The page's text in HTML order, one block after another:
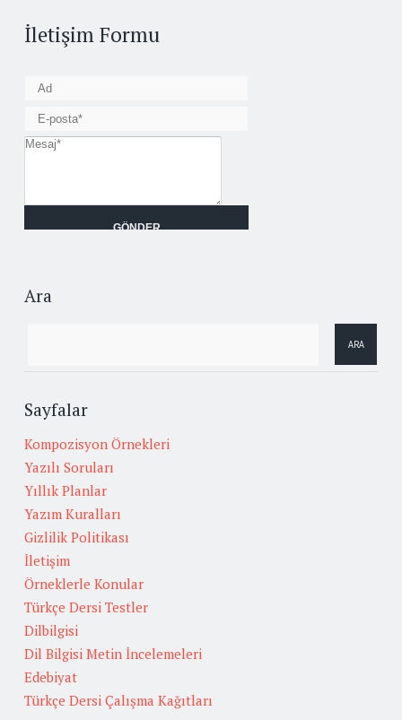
İletişim Formu
Ara
Sayfalar
Kompozisyon Örnekleri
Yazılı Soruları
Yıllık Planlar
Yazım Kuralları
Gizlilik Politikası
İletişim
Örneklerle Konular
Türkçe Dersi Testler
Dilbilgisi
Dil Bilgisi Metin İncelemeleri
Edebiyat
Türkçe Dersi Çalışma Kağıtları